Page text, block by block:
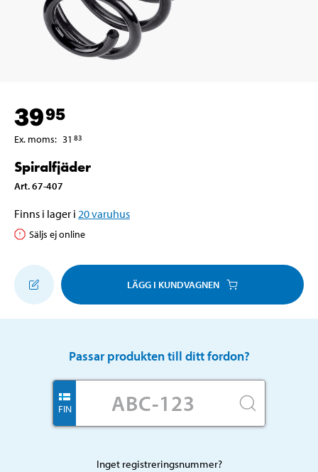
3995
Ex. moms: 31 83
Spiralfjäder
Art.67-407
Finns i lager i 20varuhus
Säljs ej online
LÄGG I KUNDVAGNEN
Passar produkten till ditt fordon?
FIN
Inget registreringsnummer?